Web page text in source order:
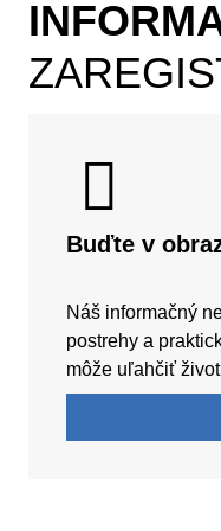
Buďte v
Náš informačný
postrehy a
môže uľahčiť